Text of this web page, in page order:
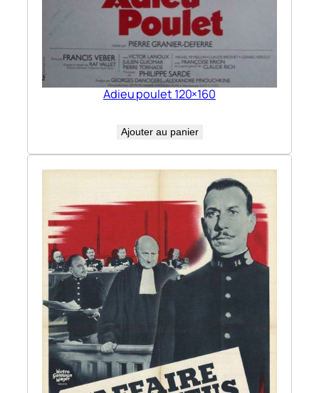
Adieu poulet 120×160
Ajouter au panier